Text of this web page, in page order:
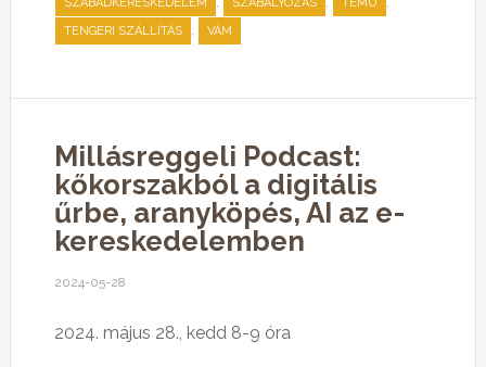
TENGERI SZÁLLÍTÁS , VÁM
Millásreggeli Podcast:
kőkorszakból a digitális
űrbe, aranyköpés, AI az e-
kereskedelemben
2024-05-28
2024. május 28., kedd 8-9 óra